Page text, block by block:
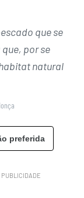
que se
por se
natural
preferida